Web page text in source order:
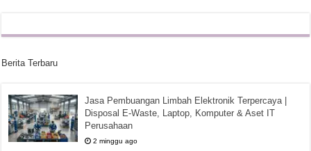
Berita Terbaru
Jasa Pembuangan Limbah Elektronik Terpercaya |
Disposal E-Waste, Laptop, Komputer & Aset IT
Perusahaan
2 minggu ago